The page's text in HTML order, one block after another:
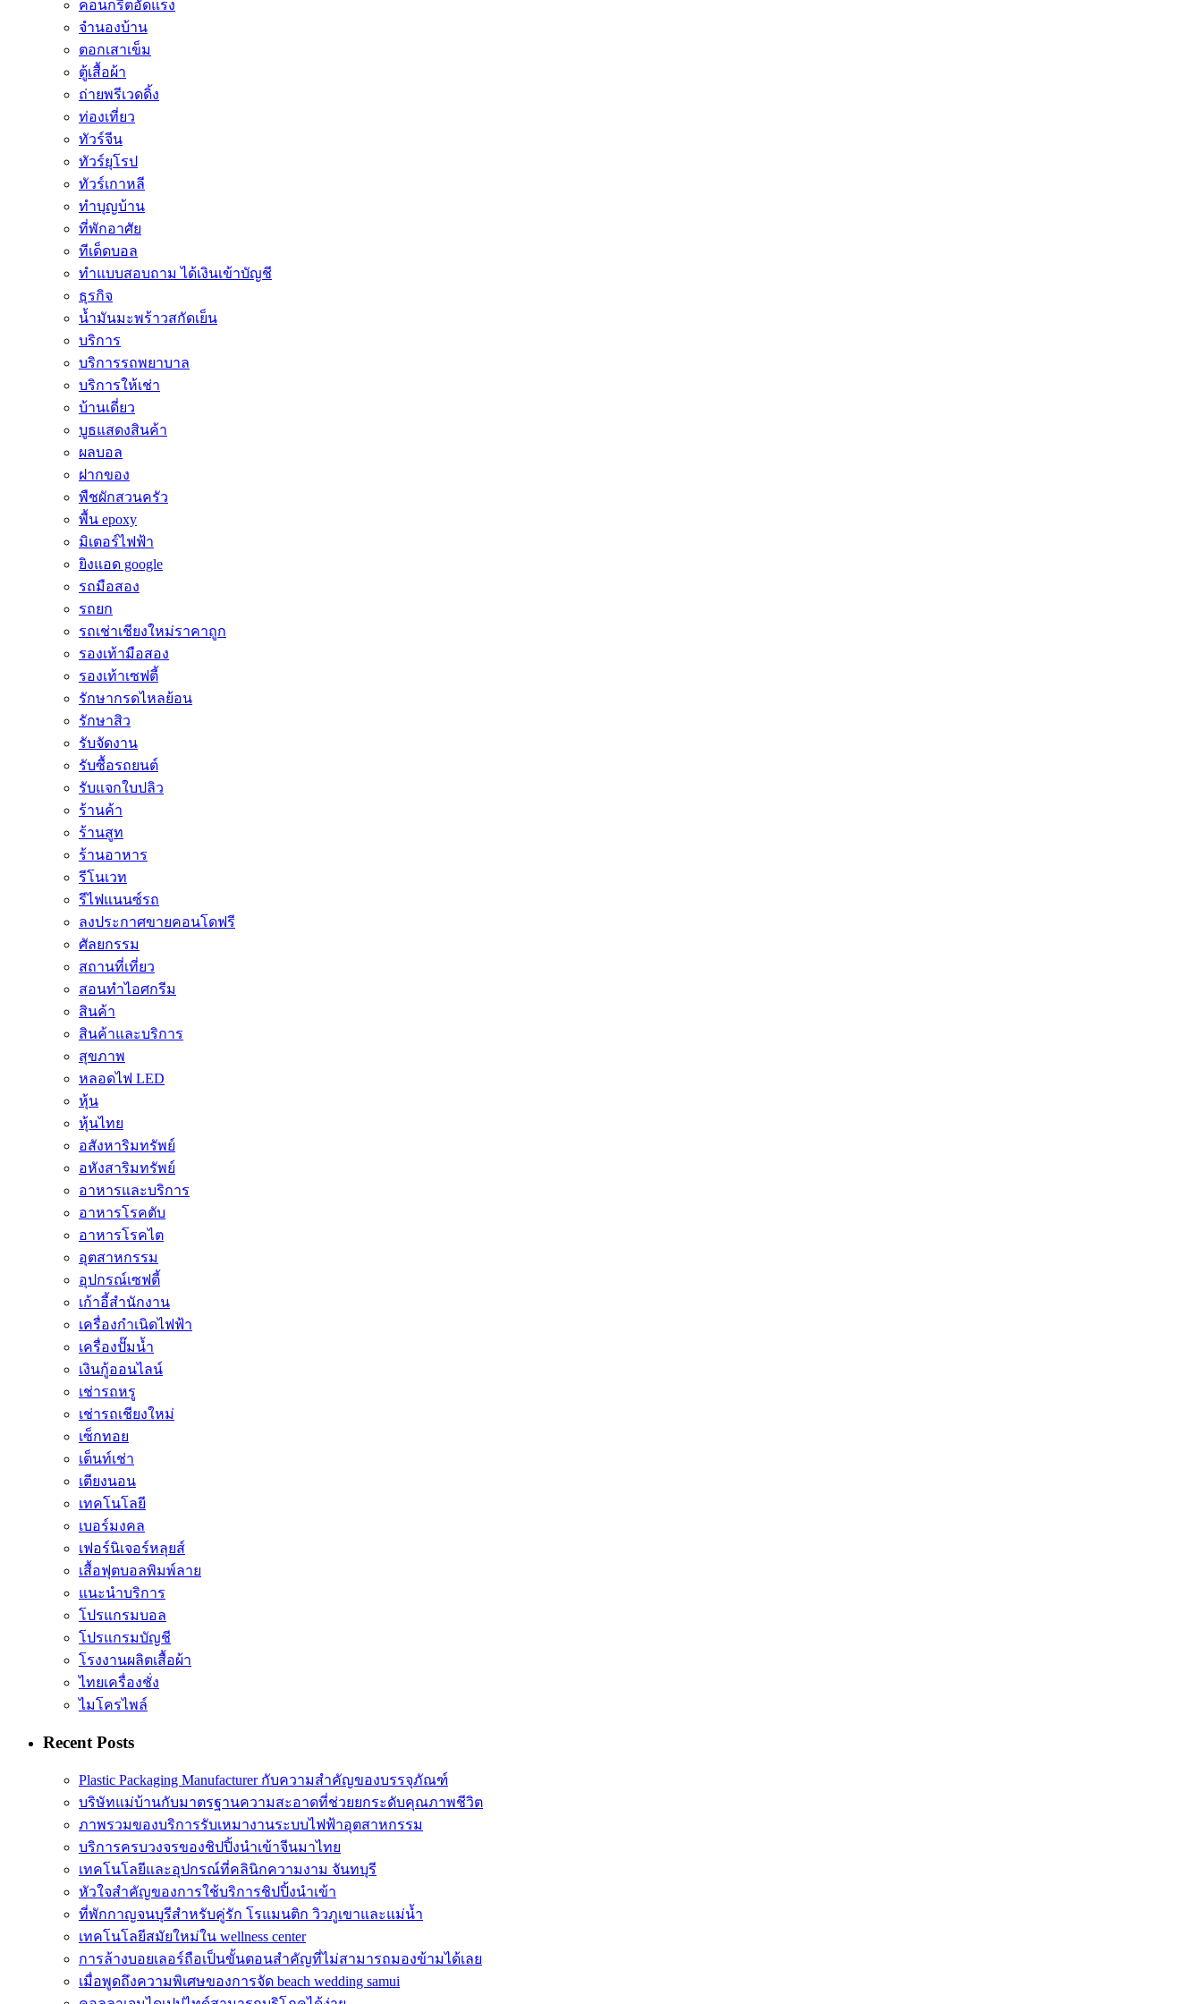
คอนกรีตอัดแรง
จำนองบ้าน
ตอกเสาเข็ม
ตู้เสื้อผ้า
ถ่ายพรีเวดดิ้ง
ท่องเที่ยว
ทัวร์จีน
ทัวร์ยุโรป
ทัวร์เกาหลี
ทำบุญบ้าน
ที่พักอาศัย
ทีเด็ดบอล
ทําแบบสอบถาม ได้เงินเข้าบัญชี
ธุรกิจ
น้ำมันมะพร้าวสกัดเย็น
บริการ
บริการรถพยาบาล
บริการให้เช่า
บ้านเดี่ยว
บูธแสดงสินค้า
ผลบอล
ฝากของ
พืชผักสวนครัว
พื้น epoxy
มิเตอร์ไฟฟ้า
ยิงแอด google
รถมือสอง
รถยก
รถเช่าเชียงใหม่ราคาถูก
รองเท้ามือสอง
รองเท้าเซฟตี้
รักษากรดไหลย้อน
รักษาสิว
รับจัดงาน
รับซื้อรถยนต์
รับแจกใบปลิว
ร้านค้า
ร้านสูท
ร้านอาหาร
รีโนเวท
รีไฟแนนซ์รถ
ลงประกาศขายคอนโดฟรี
ศัลยกรรม
สถานที่เที่ยว
สอนทำไอศกรีม
สินค้า
สินค้าและบริการ
สุขภาพ
หลอดไฟ LED
หุ้น
หุ้นไทย
อสังหาริมทรัพย์
อหังสาริมทรัพย์
อาหารและบริการ
อาหารโรคตับ
อาหารโรคไต
อุตสาหกรรม
อุปกรณ์เซฟตี้
เก้าอี้สำนักงาน
เครื่องกำเนิดไฟฟ้า
เครื่องปั๊มน้ำ
เงินกู้ออนไลน์
เช่ารถหรู
เช่ารถเชียงใหม่
เซ็กทอย
เต็นท์เช่า
เตียงนอน
เทคโนโลยี
เบอร์มงคล
เฟอร์นิเจอร์หลุยส์
เสื้อฟุตบอลพิมพ์ลาย
แนะนำบริการ
โปรแกรมบอล
โปรแกรมบัญชี
โรงงานผลิตเสื้อผ้า
ไทยเครื่องชั่ง
ไมโครไพล์
Recent Posts
Plastic Packaging Manufacturer กับความสำคัญของบรรจุภัณฑ์
บริษัทแม่บ้านกับมาตรฐานความสะอาดที่ช่วยยกระดับคุณภาพชีวิต
ภาพรวมของบริการรับเหมางานระบบไฟฟ้าอุตสาหกรรม
บริการครบวงจรของชิปปิ้งนำเข้าจีนมาไทย
เทคโนโลยีและอุปกรณ์ที่คลินิกความงาม จันทบุรี
หัวใจสำคัญของการใช้บริการชิปปิ้งนำเข้า
ที่พักกาญจนบุรีสำหรับคู่รัก โรแมนติก วิวภูเขาและแม่น้ำ
เทคโนโลยีสมัยใหม่ใน wellness center
การล้างบอยเลอร์ถือเป็นขั้นตอนสำคัญที่ไม่สามารถมองข้ามได้เลย
เมื่อพูดถึงความพิเศษของการจัด beach wedding samui